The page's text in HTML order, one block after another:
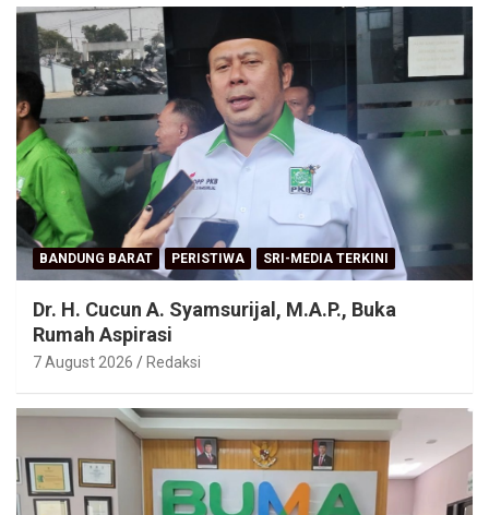
BANDUNG BARAT PERISTIWA SRI-MEDIA TERKINI
Dr. H. Cucun A. Syamsurijal, M.A.P., Buka
Rumah Aspirasi
7 August 2026 Redaksi